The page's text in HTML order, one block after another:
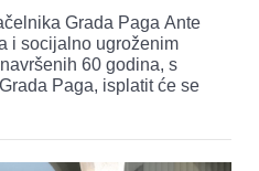
Grada Paga Ante
i socijalno ugroženim
60 godina, s
Paga, isplatit će se